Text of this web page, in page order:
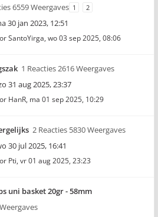
6559 Weergaves 1 2
30 jan 2023, 12:51
SantoYirga, wo 03 sep 2025, 08:06
1 Reacties 2616 Weergaves
31 aug 2025, 23:37
HanR, ma 01 sep 2025, 10:29
2 Reacties 5830 Weergaves
30 jul 2025, 16:41
Pti, vr 01 aug 2025, 23:23
uni basket 20gr - 58mm